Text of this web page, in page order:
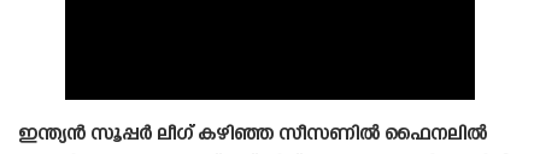
ഇന്ത്യൻ സൂപ്പർ ലീഗ് കഴിഞ്ഞ സീസണിൽ ഫൈനലിൽ